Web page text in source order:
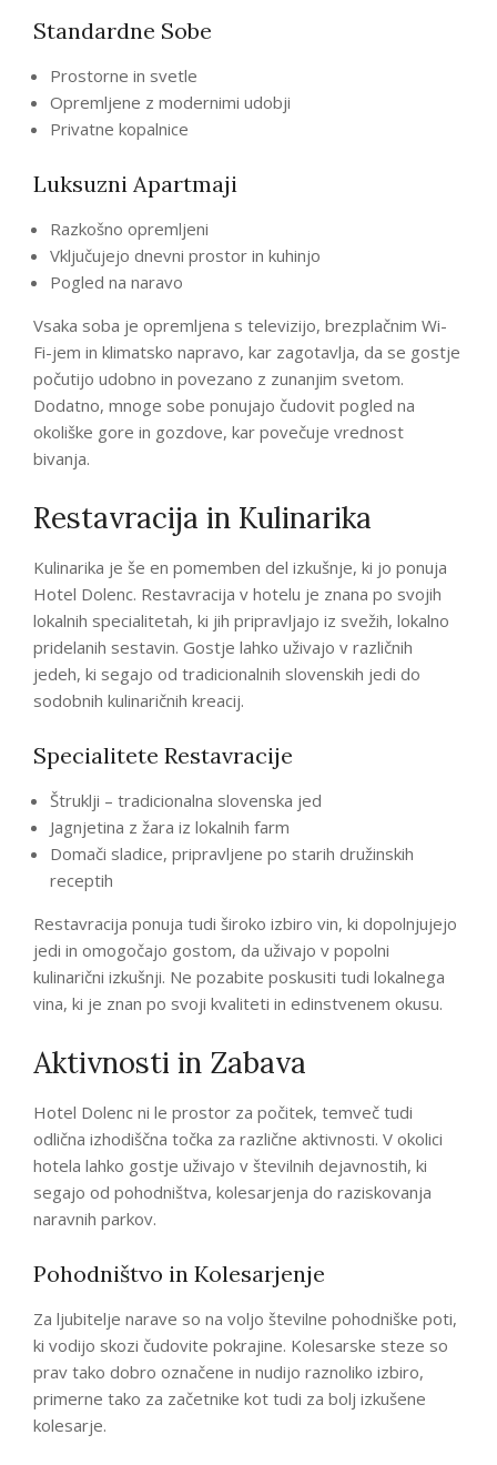
Standardne Sobe
Prostorne in svetle
Opremljene z modernimi udobji
Privatne kopalnice
Luksuzni Apartmaji
Razkošno opremljeni
Vključujejo dnevni prostor in kuhinjo
Pogled na naravo
Vsaka soba je opremljena s televizijo, brezplačnim Wi-
Fi-jem in klimatsko napravo, kar zagotavlja, da se gostje
počutijo udobno in povezano z zunanjim svetom.
Dodatno, mnoge sobe ponujajo čudovit pogled na
okoliške gore in gozdove, kar povečuje vrednost
bivanja.
Restavracija in Kulinarika
Kulinarika je še en pomemben del izkušnje, ki jo ponuja
Hotel Dolenc. Restavracija v hotelu je znana po svojih
lokalnih specialitetah, ki jih pripravljajo iz svežih, lokalno
pridelanih sestavin. Gostje lahko uživajo v različnih
jedeh, ki segajo od tradicionalnih slovenskih jedi do
sodobnih kulinaričnih kreacij.
Specialitete Restavracije
Štruklji – tradicionalna slovenska jed
Jagnjetina z žara iz lokalnih farm
Domači sladice, pripravljene po starih družinskih
receptih
Restavracija ponuja tudi široko izbiro vin, ki dopolnjujejo
jedi in omogočajo gostom, da uživajo v popolni
kulinarični izkušnji. Ne pozabite poskusiti tudi lokalnega
vina, ki je znan po svoji kvaliteti in edinstvenem okusu.
Aktivnosti in Zabava
Hotel Dolenc ni le prostor za počitek, temveč tudi
odlična izhodiščna točka za različne aktivnosti. V okolici
hotela lahko gostje uživajo v številnih dejavnostih, ki
segajo od pohodništva, kolesarjenja do raziskovanja
naravnih parkov.
Pohodništvo in Kolesarjenje
Za ljubitelje narave so na voljo številne pohodniške poti,
ki vodijo skozi čudovite pokrajine. Kolesarske steze so
prav tako dobro označene in nudijo raznoliko izbiro,
primerne tako za začetnike kot tudi za bolj izkušene
kolesarje.